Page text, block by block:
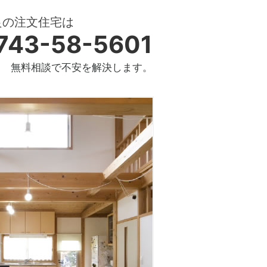
注文住宅は
58-5601
無料相談で不安を解決します。